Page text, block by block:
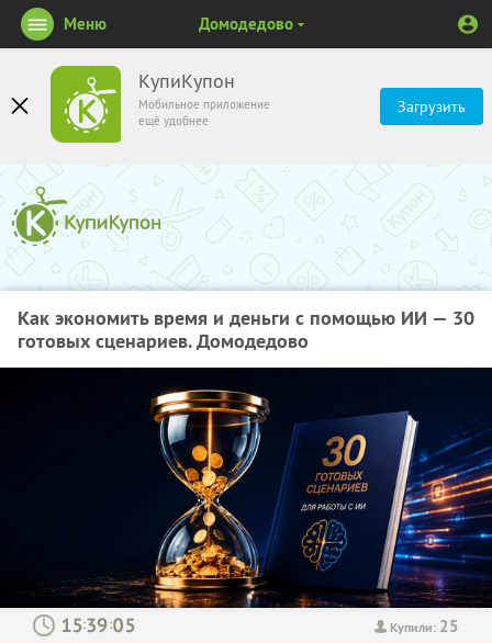
КупиКупон
Мобильное приложение
ещё удобнее
Загрузить
Меню Домодедово
Как экономить время и деньги с помощью ИИ — 30
готовых сценариев. Домодедово
Купили: 25
: :